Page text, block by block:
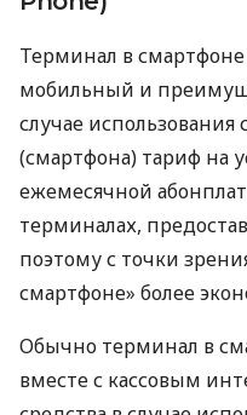
Терминал в
мобильный и
случае использования
(смартфона) тариф на
ежемесячной
терминалах,
поэтому с точки
смартфоне» более
Обычно терминал в
вместе с кассовым